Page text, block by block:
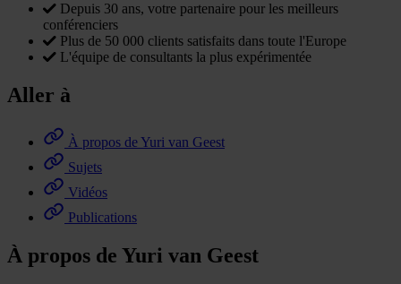
Depuis 30 ans, votre partenaire pour les meilleurs
conférenciers
Plus de 50 000 clients satisfaits dans toute l'Europe
L'équipe de consultants la plus expérimentée
Aller à
À propos de Yuri van Geest
Sujets
Vidéos
Publications
À propos de Yuri van Geest